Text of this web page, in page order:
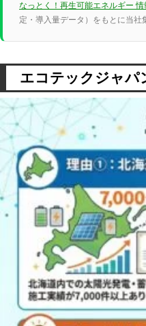
なっとく！再生可能エネルギー
定・導入量データ）をもとに当社
エコテックジャパ